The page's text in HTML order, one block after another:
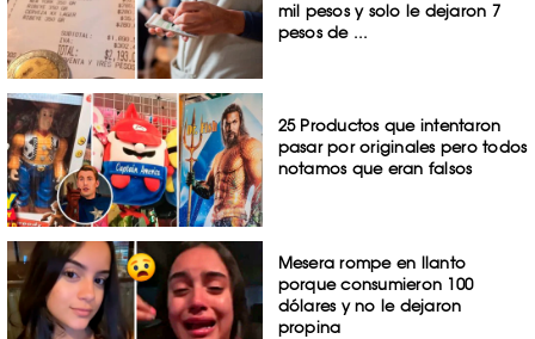
mil pesos y solo le dejaron 7
pesos de ...
25 Productos que intentaron
pasar por originales pero todos
notamos que eran falsos
Mesera rompe en llanto
porque consumieron 100
dólares y no le dejaron
propina